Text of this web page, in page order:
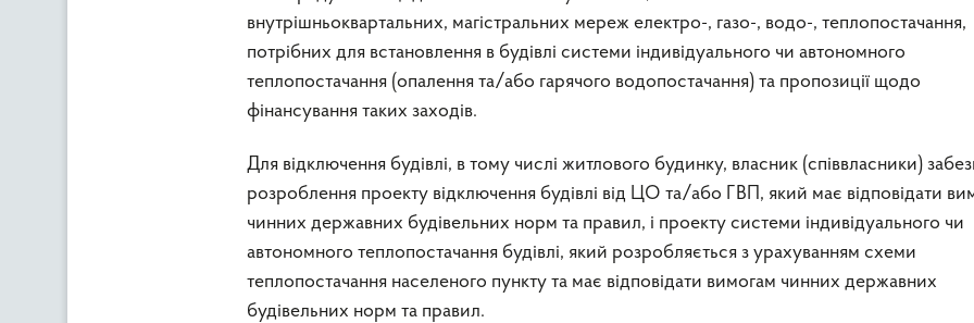
внутрішньоквартальних, магістральних мереж електро-, газо-, водо-, теплопостачання,
потрібних для встановлення в будівлі системи індивідуального чи автономного
теплопостачання (опалення та/або гарячого водопостачання) та пропозиції щодо
фінансування таких заходів.
Для відключення будівлі, в тому числі житлового будинку, власник (співвласники)
розроблення проекту відключення будівлі від ЦО та/або ГВП, який має відповідати
чинних державних будівельних норм та правил, і проекту системи індивідуального чи
автономного теплопостачання будівлі, який розробляється з урахуванням схеми
теплопостачання населеного пункту та має відповідати вимогам чинних державних
будівельних норм та правил.